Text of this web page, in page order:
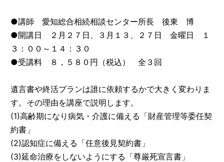
●講師 愛知総合相続相談センター所長 後東 博
●開講日 ２月２７日、３月１３、２７日 金曜日 １
３：００～１４：３０
●受講料 ８，５８０円（税込） 全３回
遺言書や終活プランは誰に依頼するかで大きく変わりま
す。その理由を講座で説明します。
(1)高齢期になり病気・介護に備える「財産管理等委任契
約書」
(2)認知症に備える「任意後見契約書」
(3)延命治療をしないようにする「尊厳死宣言書」